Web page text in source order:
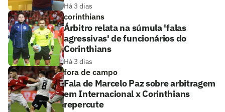
Há 3 dias
corinthians
Árbitro relata na súmula 'falas
agressivas' de funcionários do
Corinthians
Há 3 dias
fora de campo
Fala de Marcelo Paz sobre arbitragem
em Internacional x Corinthians
repercute